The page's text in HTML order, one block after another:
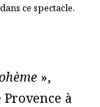
ce spectacle.
»,
à